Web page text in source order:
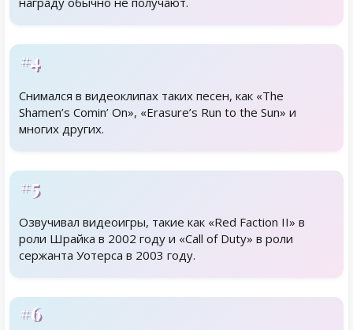
#4
Снимался в видеоклипах таких песен, как «The
Shamen’s Comin’ On», «Erasure’s Run to the Sun» и
многих других.
#5
Озвучивал видеоигры, такие как «Red Faction II» в
роли Шрайка в 2002 году и «Call of Duty» в роли
сержанта Уотерса в 2003 году.
#6